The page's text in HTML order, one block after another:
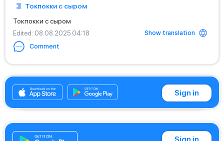
Токпокки с сыром
Токпокки с сыром
Edited: 08.08.2025 04:18
Show translation
Comment
+996501910900 Sign in